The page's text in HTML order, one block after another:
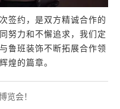
签约，是双方精诚合作的
努力和不懈追求，我们定
鲁班装饰不断拓展合作领
煌的篇章。
览会！